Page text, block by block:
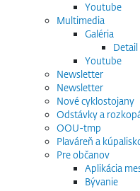
Youtube
Multimedia
Galéria
Detail
Youtube
Newsletter
Newsletter
Nové cyklostojany
Odstávky a
OOU-tmp
Plaváreň a
Pre občanov
Aplikácia
Bývanie